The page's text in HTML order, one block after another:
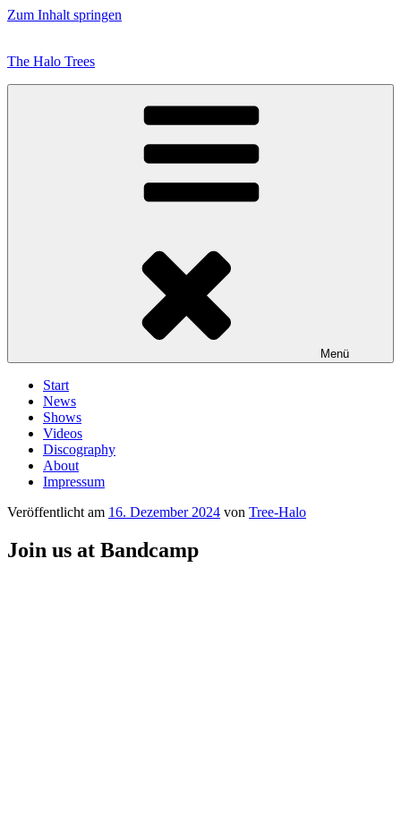
Zum Inhalt springen
The Halo Trees
Menü
Start
News
Shows
Videos
Discography
About
Impressum
Veröffentlicht am 16. Dezember 2024 von Tree-Halo
Join us at Bandcamp